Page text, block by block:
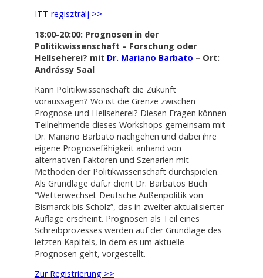
ITT regisztrálj >>
18:00-20:00: Prognosen in der
Politikwissenschaft – Forschung oder
Hellseherei? mit Dr. Mariano Barbato – Ort:
Andrássy Saal
Kann Politikwissenschaft die Zukunft
voraussagen? Wo ist die Grenze zwischen
Prognose und Hellseherei? Diesen Fragen können
Teilnehmende dieses Workshops gemeinsam mit
Dr. Mariano Barbato nachgehen und dabei ihre
eigene Prognosefähigkeit anhand von
alternativen Faktoren und Szenarien mit
Methoden der Politikwissenschaft durchspielen.
Als Grundlage dafür dient Dr. Barbatos Buch
“Wetterwechsel. Deutsche Außenpolitik von
Bismarck bis Scholz”, das in zweiter aktualisierter
Auflage erscheint. Prognosen als Teil eines
Schreibprozesses werden auf der Grundlage des
letzten Kapitels, in dem es um aktuelle
Prognosen geht, vorgestellt.
Zur Registrierung >>